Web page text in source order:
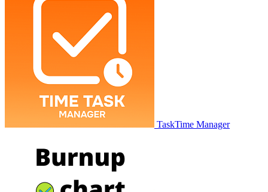
TaskTime Manager